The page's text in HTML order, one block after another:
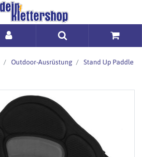
Outdoor-Ausrüstung
Stand Up Paddle